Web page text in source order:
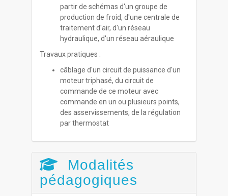
partir de schémas d'un groupe de
production de froid, d'une centrale de
traitement d'air, d'un réseau
hydraulique, d'un réseau aéraulique
Travaux pratiques :
câblage d'un circuit de puissance d'un
moteur triphasé, du circuit de
commande de ce moteur avec
commande en un ou plusieurs points,
des asservissements, de la régulation
par thermostat
Modalités
pédagogiques